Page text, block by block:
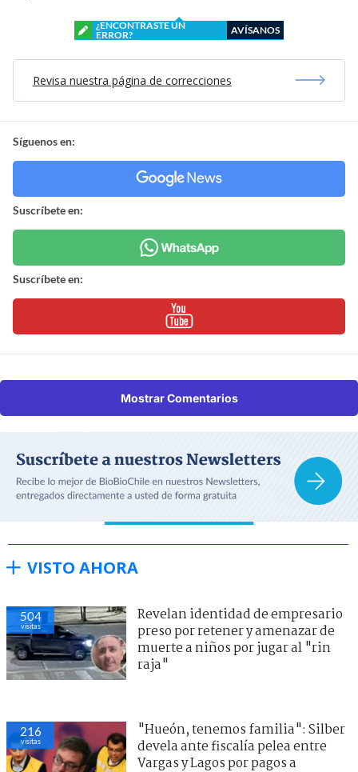
¿ENCONTRASTE UN
ERROR?
AVÍSANOS
Revisa nuestra página de correcciones
Síguenos en:
Suscríbete en:
Suscríbete en:
Mostrar Comentarios
VISTO AHORA
504
visitas
Revelan identidad de empresario
preso por retener y amenazar de
muerte a niños por jugar al "rin
raja"
216
visitas
"Hueón, tenemos familia": Silber
devela ante fiscalía pelea entre
Vargas y Lagos por pagos a